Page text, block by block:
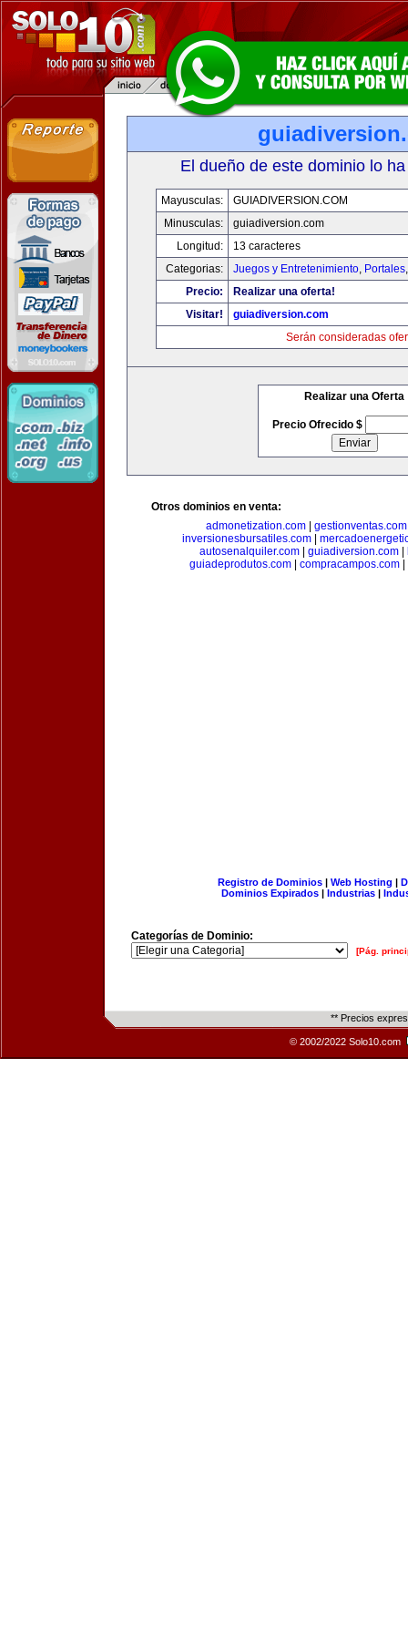
El dueño de este dominio lo
Mayusculas:
GUIADIVERSION.COM
Minusculas:
guiadiversion.com
Longitud:
13 caracteres
Categorias:
Juegos y Entretenimiento, Portales
Precio:
Realizar una oferta!
Visitar!
guiadiversion.com
Serán consideradas
Realizar una Oferta
Precio Ofrecido $
Otros dominios en venta:
admonetization.com| gestionventas.com
inversionesbursatiles.com|
autosenalquiler.com| guiadiversion.com|
guiadeprodutos.com| compracampos.com|
Registro de Dominios| Web Hosting |
Dominios Expirados | Industrias |
Categorías de Dominio:
[Pág.
** Precios
© 2002/2022 Solo10.com